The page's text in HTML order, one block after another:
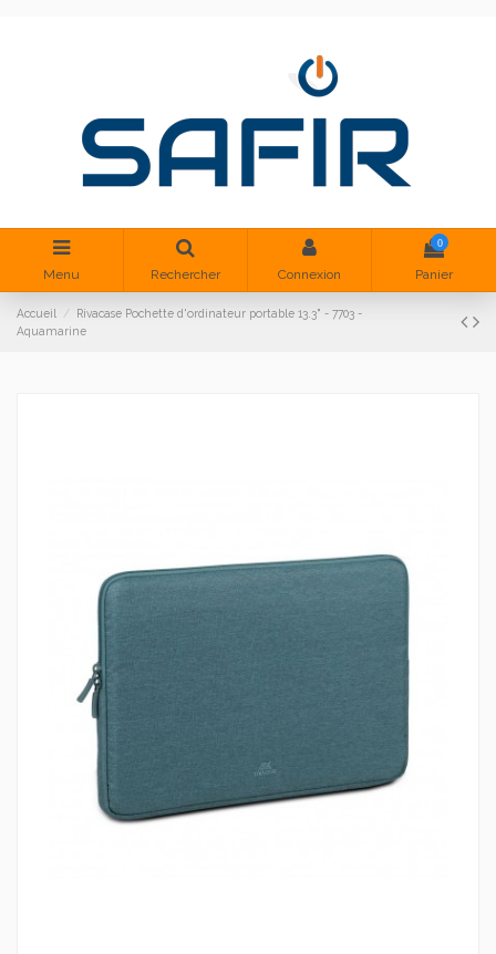
Menu Rechercher Connexion
0
Panier
Accueil
Rivacase Pochette d'ordinateur portable 13.3" - 7703 -
Aquamarine